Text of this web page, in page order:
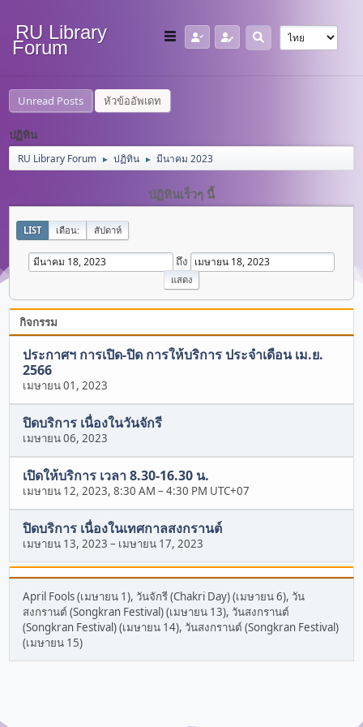
RU Library
Forum
Unread Posts หัวข้ออัพเดท
ปฏิทิน
RU Library Forum ► ปฏิทิน ► มีนาคม 2023
ปฏิทินเร็วๆ นี้
LIST เดือน: สัปดาห์
ถึง
กิจกรรม
ประกาศฯ การเปิด-ปิด การให้บริการ ประจำเดือน เม.ย.
2566
เมษายน 01, 2023
ปิดบริการ เนื่องในวันจักรี
เมษายน 06, 2023
เปิดให้บริการ เวลา 8.30-16.30 น.
เมษายน 12, 2023, 8:30 AM –4:30 PM UTC+07
ปิดบริการ เนื่องในเทศกาลสงกรานต์
เมษายน 13, 2023 – เมษายน 17, 2023
April Fools (เมษายน 1), วันจักรี (Chakri Day) (เมษายน 6), วัน
สงกรานต์ (Songkran Festival) (เมษายน 13), วันสงกรานต์
(Songkran Festival) (เมษายน 14), วันสงกรานต์ (Songkran Festival)
(เมษายน 15)